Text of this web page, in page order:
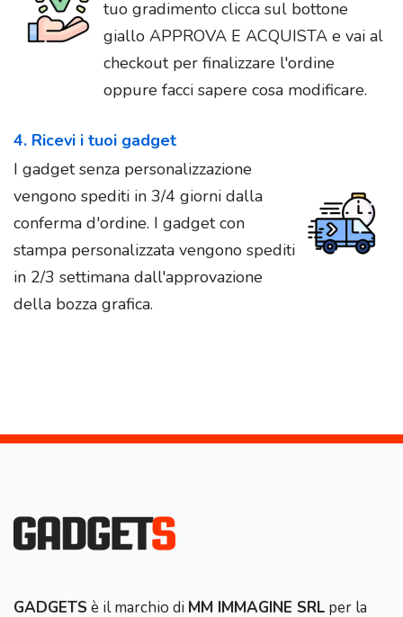
tuo gradimento clicca sul bottone
giallo APPROVA E ACQUISTA e vai al
checkout per finalizzare l'ordine
oppure facci sapere cosa modificare.
4. Ricevi i tuoi gadget
I gadget senza personalizzazione
vengono spediti in 3/4 giorni dalla
conferma d'ordine. I gadget con
stampa personalizzata vengono spediti
in 2/3 settimana dall'approvazione
della bozza grafica.
GADGETS è il marchio di MM IMMAGINE SRL per la